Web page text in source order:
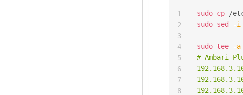
sudo cp /
sudo sed -i
sudo tee -a
# Ambari
1
2
3
4
5
6
7
8